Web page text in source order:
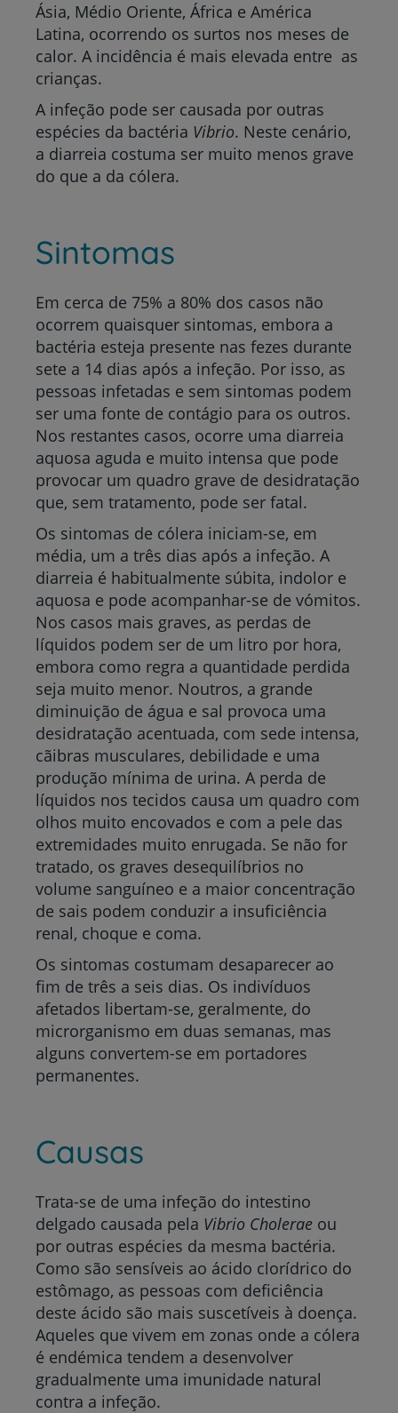
Ásia, Médio Oriente, África e América
Latina, ocorrendo os surtos nos meses de
calor. A incidência é mais elevada entre as
crianças.
A infeção pode ser causada por outras
espécies da bactéria Vibrio. Neste cenário,
a diarreia costuma ser muito menos grave
do que a da cólera.
Sintomas
Em cerca de 75% a 80% dos casos não
ocorrem quaisquer sintomas, embora a
bactéria esteja presente nas fezes durante
sete a 14 dias após a infeção. Por isso, as
pessoas infetadas e sem sintomas podem
ser uma fonte de contágio para os outros.
Nos restantes casos, ocorre uma diarreia
aquosa aguda e muito intensa que pode
provocar um quadro grave de desidratação
que, sem tratamento, pode ser fatal.
Os sintomas de cólera iniciam-se, em
média, um a três dias após a infeção. A
diarreia é habitualmente súbita, indolor e
aquosa e pode acompanhar-se de vómitos.
Nos casos mais graves, as perdas de
líquidos podem ser de um litro por hora,
embora como regra a quantidade perdida
seja muito menor. Noutros, a grande
diminuição de água e sal provoca uma
desidratação acentuada, com sede intensa,
cãibras musculares, debilidade e uma
produção mínima de urina. A perda de
líquidos nos tecidos causa um quadro com
olhos muito encovados e com a pele das
extremidades muito enrugada. Se não for
tratado, os graves desequilíbrios no
volume sanguíneo e a maior concentração
de sais podem conduzir a insuficiência
renal, choque e coma.
Os sintomas costumam desaparecer ao
fim de três a seis dias. Os indivíduos
afetados libertam-se, geralmente, do
microrganismo em duas semanas, mas
alguns convertem-se em portadores
permanentes.
Causas
Trata-se de uma infeção do intestino
delgado causada pela Vibrio Cholerae ou
por outras espécies da mesma bactéria.
Como são sensíveis ao ácido clorídrico do
estômago, as pessoas com deficiência
deste ácido são mais suscetíveis à doença.
Aqueles que vivem em zonas onde a cólera
é endémica tendem a desenvolver
gradualmente uma imunidade natural
contra a infeção.